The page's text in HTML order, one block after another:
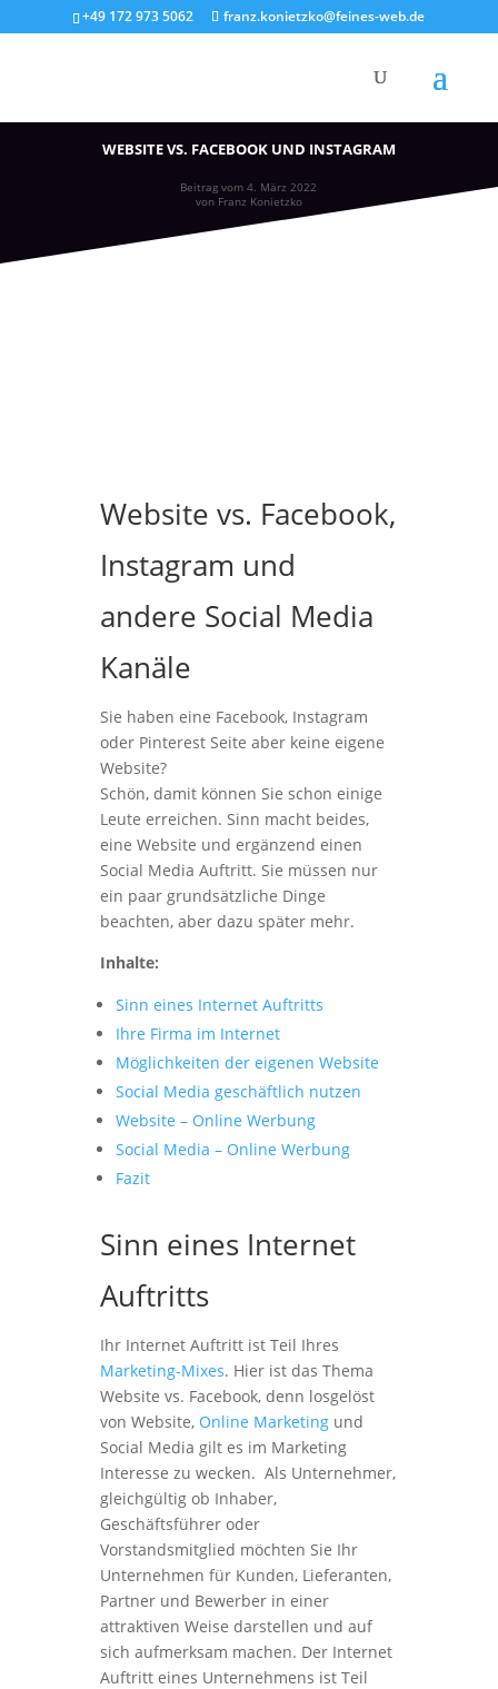
+49 172 973 5062 franz.konietzko@feines-web.de
WEBSITE VS. FACEBOOK UND INSTAGRAM
Beitrag vom 4. März 2022
von Franz Konietzko
Website vs. Facebook,
Instagram und
andere Social Media
Kanäle
Sie haben eine Facebook, Instagram
oder Pinterest Seite aber keine eigene
Website?
Schön, damit können Sie schon einige
Leute erreichen. Sinn macht beides,
eine Website und ergänzend einen
Social Media Auftritt. Sie müssen nur
ein paar grundsätzliche Dinge
beachten, aber dazu später mehr.
Inhalte:
Sinn eines Internet Auftritts
Ihre Firma im Internet
Möglichkeiten der eigenen Website
Social Media geschäftlich nutzen
Website – Online Werbung
Social Media – Online Werbung
Fazit
Sinn eines Internet
Auftritts
Ihr Internet Auftritt ist Teil Ihres
Marketing-Mixes. Hier ist das Thema
Website vs. Facebook, denn losgelöst
von Website, Online Marketingund
Social Media gilt es im Marketing
Interesse zu wecken. Als Unternehmer,
gleichgültig ob Inhaber,
Geschäftsführer oder
Vorstandsmitglied möchten Sie Ihr
Unternehmen für Kunden, Lieferanten,
Partner und Bewerber in einer
attraktiven Weise darstellen und auf
sich aufmerksam machen. Der Internet
Auftritt eines Unternehmens ist Teil